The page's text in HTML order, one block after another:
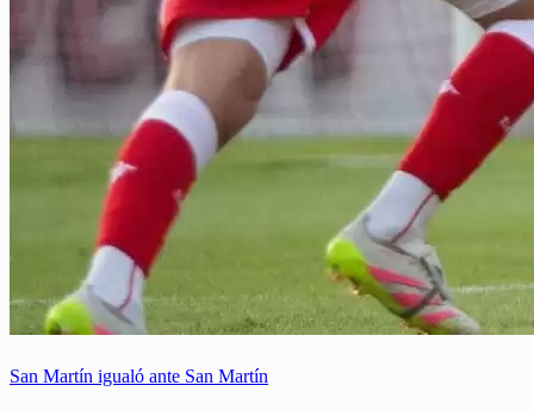
San Martín igualó ante San Martín